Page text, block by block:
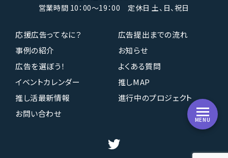
営業時間 10：00〜19：00 定休日 土、日、祝日
MENU
応援広告ってなに？
広告提出までの流れ
事例の紹介
お知らせ
広告を選ぼう！
よくある質問
イベントカレンダー
推しMAP
推し活最新情報
進行中のプロジェクト
お問い合わせ